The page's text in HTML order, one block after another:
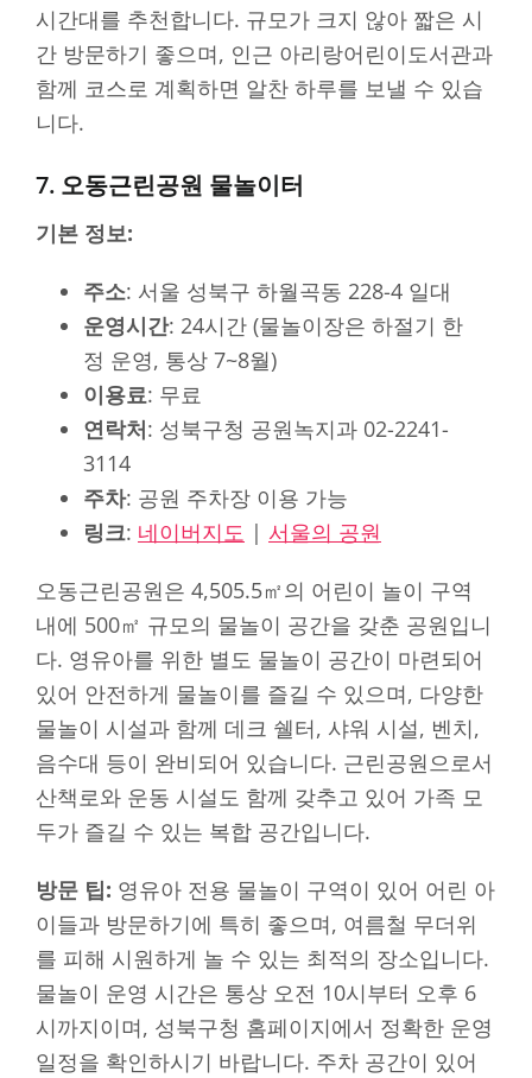
시간대를 추천합니다. 규모가 크지 않아 짧은 시
간 방문하기 좋으며, 인근 아리랑어린이도서관과
함께 코스로 계획하면 알찬 하루를 보낼 수 있습
니다.
7. 오동근린공원 물놀이터
기본 정보:
주소: 서울 성북구 하월곡동 228-4 일대
운영시간: 24시간 (물놀이장은 하절기 한
정 운영, 통상 7~8월)
이용료: 무료
연락처: 성북구청 공원녹지과 02-2241-
3114
주차: 공원 주차장 이용 가능
링크: 네이버지도 | 서울의 공원
오동근린공원은 4,505.5㎡의 어린이 놀이 구역
내에 500㎡ 규모의 물놀이 공간을 갖춘 공원입니
다. 영유아를 위한 별도 물놀이 공간이 마련되어
있어 안전하게 물놀이를 즐길 수 있으며, 다양한
물놀이 시설과 함께 데크 쉘터, 샤워 시설, 벤치,
음수대 등이 완비되어 있습니다. 근린공원으로서
산책로와 운동 시설도 함께 갖추고 있어 가족 모
두가 즐길 수 있는 복합 공간입니다.
방문 팁: 영유아 전용 물놀이 구역이 있어 어린 아
이들과 방문하기에 특히 좋으며, 여름철 무더위
를 피해 시원하게 놀 수 있는 최적의 장소입니다.
물놀이 운영 시간은 통상 오전 10시부터 오후 6
시까지이며, 성북구청 홈페이지에서 정확한 운영
일정을 확인하시기 바랍니다. 주차 공간이 있어